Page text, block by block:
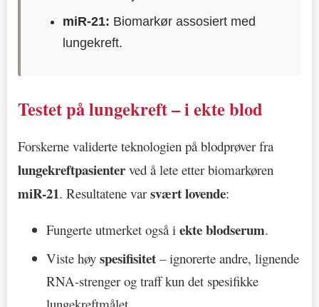
miR-21: Biomarkør assosiert med
lungekreft.
Testet på lungekreft – i ekte blod
Forskerne validerte teknologien på blodprøver fra
lungekreftpasienter ved å lete etter biomarkøren
miR-21. Resultatene varsvært lovende:
Fungerte utmerket også i ekte blodserum.
Viste høy spesifisitet – ignorerte andre, lignende
RNA-strenger og traff kun det spesifikke